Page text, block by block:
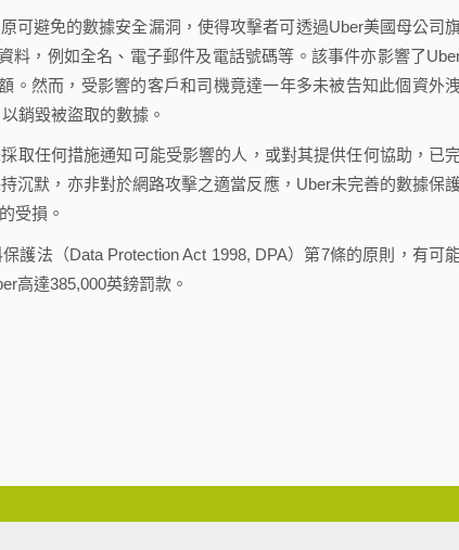
避免的數據安全漏洞，使得攻擊者可透過Uber美國母公司
料，例如全名、電子郵件及電話號碼等。該事件亦影響了
。然而，受影響的客戶和司機竟達一年多未被告知此個資外
銷毀被盜取的數據。
任何措施通知可能受影響的人，或對其提供任何協助，已
沉默，亦非對於網路攻擊之適當反應，Uber未完善的數據保
受損。
法（Data Protection Act 1998, DPA）第7條的原則，有可
高達385,000英鎊罰款。